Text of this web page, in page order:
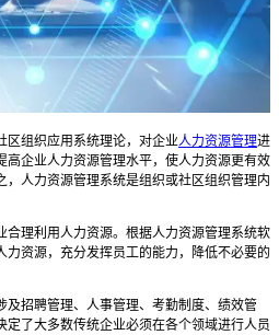
区组织应用系统理论，对企业人力资源管理进
高企业人力资源管理水平，使人力资源更有效
人力资源管理系统是组织或社区组织管理内
合理利用人力资源。根据人力资源管理系统软
力资源，充分发挥员工的能力，降低不必要的
招聘管理、人事管理、考勤制度、绩效管
了大多数传统企业必须在各个领域进行人员